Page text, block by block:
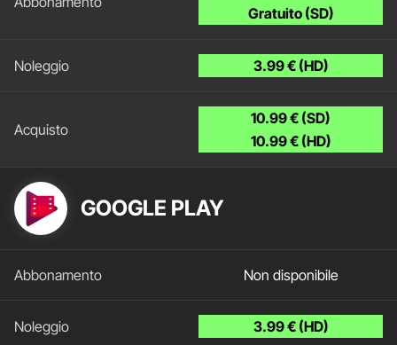
Gratuito (SD)
3.99 € (HD)
10.99 € (SD)
10.99 € (HD)
GOOGLE PLAY
Non disponibile
3.99 € (HD)